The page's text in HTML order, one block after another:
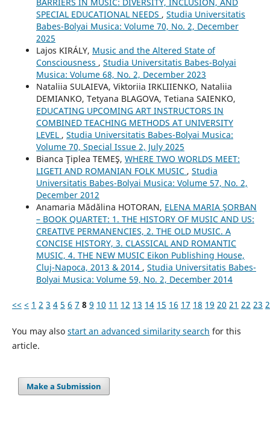
BARRIERS IN MUSIC: DIVERSITY, INCLUSION, AND
SPECIAL EDUCATIONAL NEEDS , Studia Universitatis
Babes-Bolyai Musica: Volume 70, No. 2, December
2025
Lajos KIRÁLY, Music and the Altered State of
Consciousness , Studia Universitatis Babes-Bolyai
Musica: Volume 68, No. 2, December 2023
Nataliia SULAIEVA, Viktoriia IRKLIIENKO, Nataliia
DEMIANKO, Tetyana BLAGOVA, Tetiana SAIENKO,
EDUCATING UPCOMING ART INSTRUCTORS IN
COMBINED TEACHING METHODS AT UNIVERSITY
LEVEL , Studia Universitatis Babes-Bolyai Musica:
Volume 70, Special Issue 2, July 2025
Bianca Ţiplea TEMEŞ, WHERE TWO WORLDS MEET:
LIGETI AND ROMANIAN FOLK MUSIC , Studia
Universitatis Babes-Bolyai Musica: Volume 57, No. 2,
December 2012
Anamaria Mădălina HOTORAN, ELENA MARIA ŞORBAN
– BOOK QUARTET: 1. THE HISTORY OF MUSIC AND US:
CREATIVE PERMANENCIES, 2. THE OLD MUSIC. A
CONCISE HISTORY, 3. CLASSICAL AND ROMANTIC
MUSIC, 4. THE NEW MUSIC Eikon Publishing House,
Cluj-Napoca, 2013 & 2014 , Studia Universitatis Babes-
Bolyai Musica: Volume 59, No. 2, December 2014
<< < 1 2 3 4 5 6 7 8 9 10 11 12 13 14 15 16 17 18 19 20 21 22 23
You may also start an advanced similarity search for this
article.
Make a Submission